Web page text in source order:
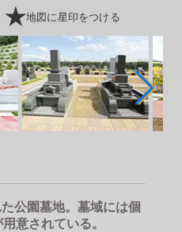
地図に星印をつける
公園墓地。墓域には個
意されている。